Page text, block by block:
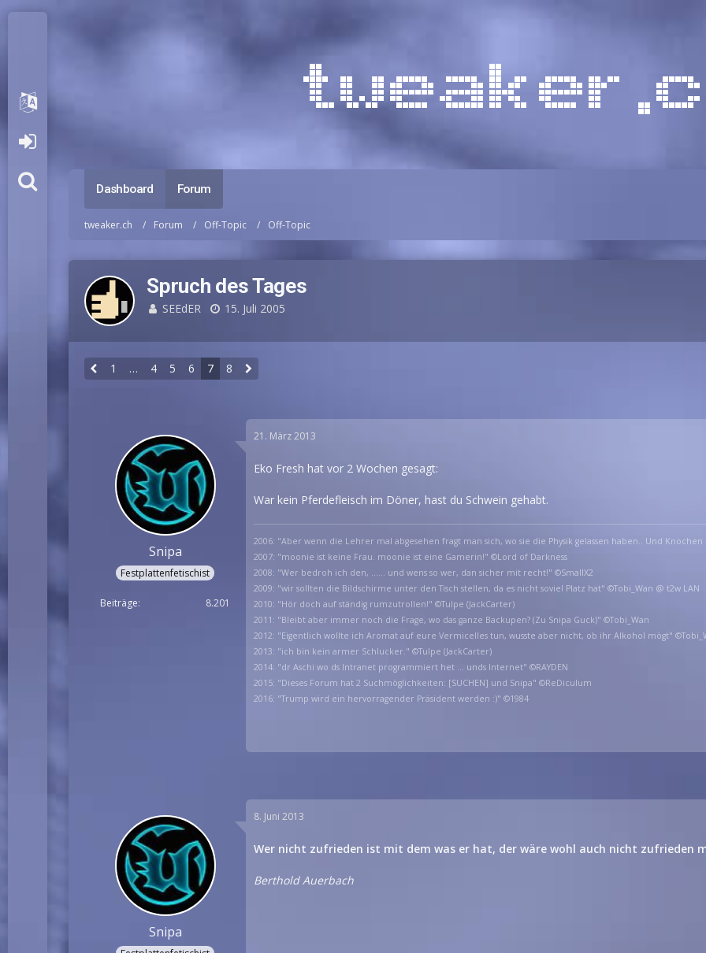
Dashboard Forum
tweaker.ch Forum Off-Topic Off-Topic
Spruch des Tages
SEEdER 15. Juli 2005
1 … 4 5 6 7 8
Snipa
Festplattenfetischist
Beiträge 8.201
21. März 2013
Eko Fresh hat vor 2 Wochen gesagt:
War kein Pferdefleisch im Döner, hast du Schwein gehabt.
2006: "Aber wenn die Lehrer mal abgesehen fragt man sich, wo sie die Physik gelassen haben.. Und
2007: "moonie ist keine Frau. moonie ist eine Gamerin!" ©Lord of Darkness
2008: "Wer bedroh ich den, ...... und wens so wer, dan sicher mit recht!" ©SmallX2
2009: "wir sollten die Bildschirme unter den Tisch stellen, da es nicht soviel Platz hat" ©Tobi_Wan @ t2w LAN
2010: "Hör doch auf ständig rumzutrollen!" ©Tulpe (JackCarter)
2011: "Bleibt aber immer noch die Frage, wo das ganze Backupen? (Zu Snipa Guck)" ©Tobi_Wan
2012: "Eigentlich wollte ich Aromat auf eure Vermicelles tun, wusste aber nicht, ob ihr Alkohol mögt"
2013: "ich bin kein armer Schlucker." ©Tulpe (JackCarter)
2014: "dr Aschi wo ds Intranet programmiert het ... unds Internet" ©RAYDEN
2015: "Dieses Forum hat 2 Suchmöglichkeiten: [SUCHEN] und Snipa" ©ReDiculum
2016: "Trump wird ein hervorragender Präsident werden :)" ©1984
Snipa
8. Juni 2013
Wer nicht zufrieden ist mit dem was er hat, der wäre wohl auch nicht zufrieden
Berthold Auerbach